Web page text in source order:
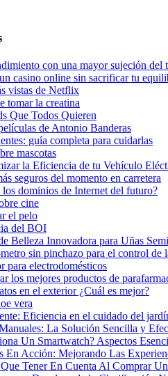
con una mayor sujeción del
casino online sin sacrificar tu
vistas de Netflix
tomar la creatina
Que Todos Quieren
de Antonio Banderas
guía completa para cuidarlas
mascotas
la Eficiencia de tu Vehículo
seguros del momento en carretera
los dominios de Internet del futuro?
cine
el pelo
del BOI
Belleza Innovadora para Uñas
sin pinchazo para el control de
para electrodomésticos
los mejores productos de
en el exterior ¿Cuál es mejor?
vera
Eficiencia en el cuidado del
La Solución Sencilla y
Un Smartwatch? Aspectos
En Acción: Mejorando Las
Tener En Cuenta Al Comprar